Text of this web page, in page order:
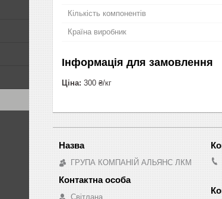
Кількість компонентів
Країна виробник
Інформація для замовлення
Ціна: 300 ₴/кг
ГРУПА КОМПАНІЙ АЛЬЯНС ЛКМ
Світлана